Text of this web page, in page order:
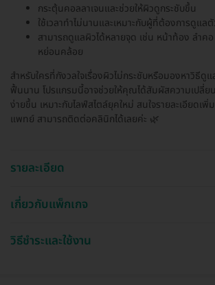
กระตุ้นคอลลาเจนและช่วยให้ผิวดูกระชับขึ้น
ใช้เวลาทำไม่นานและเหมาะกับผู้ที่ต้องการดูแล
สามารถดูแลผิวได้หลายจุด เช่น หน้าท้อง ลำค
หย่อนคล้อย
สำหรับใครที่กังวลใจเรื่องผิวไม่กระชับหรือมองหาวิธีดู
ฟื้นนาน โปรแกรมนี้อาจช่วยให้คุณได้สัมผัสความเปลี่ย
ง่ายขึ้น เหมาะกับไลฟ์สไตล์ยุคใหม่ สนใจรายละเอียดเ
แพทย์ สามารถติดต่อคลินิกได้เลยค่ะ 🌿
รายละเอียด
เกี่ยวกับแพ็กเกจ
วิธีชำระและใช้งาน